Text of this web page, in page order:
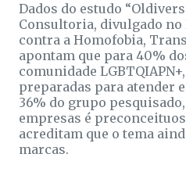
Dados do estudo
Consultoria, divulgado
contra a Homofobia,
apontam que para 40%
comunidade
preparadas para atender
36% do grupo
empresas é
acreditam que o tema
marcas.